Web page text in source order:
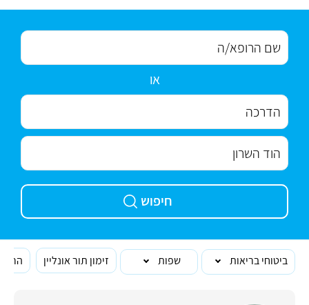
או
חיפוש
ביטוחי בריאות שפות זימון תור אונליין